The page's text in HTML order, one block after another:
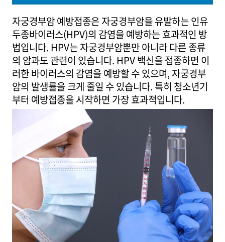
자궁경부암 예방접종은 자궁경부암을 유발하는 인유
두종바이러스(HPV)의 감염을 예방하는 효과적인 방
법입니다. HPV는 자궁경부암뿐만 아니라 다른 종류
의 암과도 관련이 있습니다. HPV 백신을 접종하면 이
러한 바이러스의 감염을 예방할 수 있으며, 자궁경부
암의 발생률을 크게 줄일 수 있습니다. 특히 청소년기
부터 예방접종을 시작하면 가장 효과적입니다.